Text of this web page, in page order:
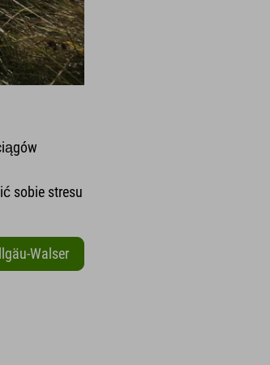
sobie stresu
Walser